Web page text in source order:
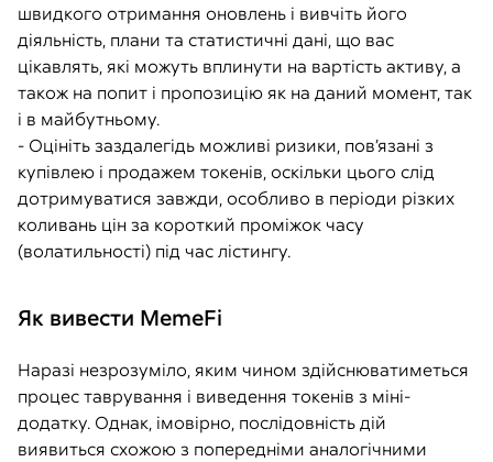
швидкого отримання оновлень і вивчіть його
діяльність, плани та статистичні дані, що вас
цікавлять, які можуть вплинути на вартість активу, а
також на попит і пропозицію як на даний момент, так
і в майбутньому.
- Оцініть заздалегідь можливі ризики, пов’язані з
купівлею і продажем токенів, оскільки цього слід
дотримуватися завжди, особливо в періоди різких
коливань цін за короткий проміжок часу
(волатильності) під час лістингу.
Як вивести MemeFi
Наразі незрозуміло, яким чином здійснюватиметься
процес таврування і виведення токенів з міні-
додатку. Однак, імовірно, послідовність дій
виявиться схожою з попередніми аналогічними